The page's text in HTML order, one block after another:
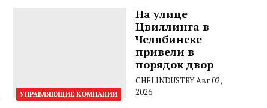
УПРАВЛЯЮЩИЕ КОМПАНИИ
На улице
Цвиллинга в
Челябинске
привели в
порядок двор
CHELINDUSTRYАвг 02,
2026